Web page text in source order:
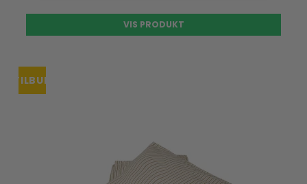
VIS PRODUKT
TILBUD